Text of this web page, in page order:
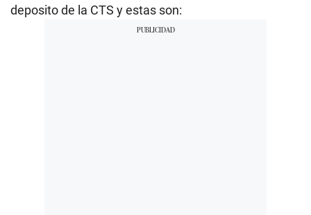
deposito de la CTS y estas son: